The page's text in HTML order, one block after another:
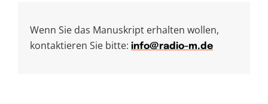
Wenn Sie das Manuskript erhalten wollen,
kontaktieren Sie bitte: info@radio-m.de